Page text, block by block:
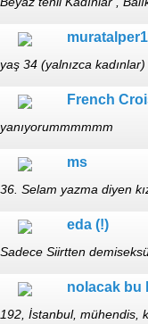
yaş 34 (yalnızca kadınlar)
French
yanıyorummmmmm
ms
36. Selam yazma diyen
eda (!)
Sadece Siirtten
https://ibb.co/Hvp6XXG
nolacak bu
192, İstanbul, mühendis,